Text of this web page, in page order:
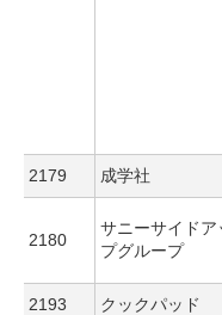
2179 成学社
2180
サニーサイドア
プグループ
2193 クックパッド